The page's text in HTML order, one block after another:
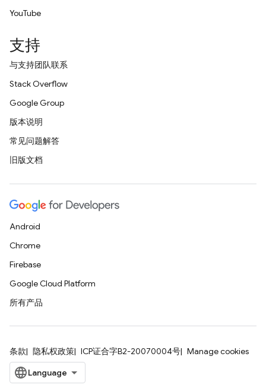
YouTube
支持
与支持团队联系
Stack Overflow
Google Group
版本说明
常见问题解答
旧版文档
Android
Chrome
Firebase
Google Cloud Platform
所有产品
条款 隐私权政策 ICP证合字B2-20070004号 Manage cookies